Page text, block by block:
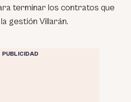
terminar los contratos que
gestión Villarán.
PUBLICIDAD